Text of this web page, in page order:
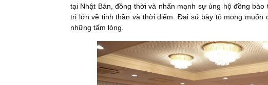
tại Nhật Bản, đồng thời và nhấn mạnh sự ủng hộ đồng
trị lớn về tinh thần và thời điểm. Đại sứ bày tỏ mong
những tấm lòng.